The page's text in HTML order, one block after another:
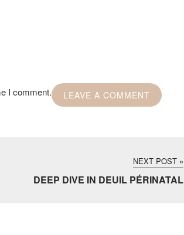
I comment.
NEXT POST »
DEEP DIVE IN DEUIL PÉRINATAL